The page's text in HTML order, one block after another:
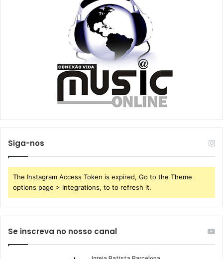
Siga-nos
The Instagram Access Token is expired, Go to the Theme
options page > Integrations, to to refresh it.
Se inscreva no nosso canal